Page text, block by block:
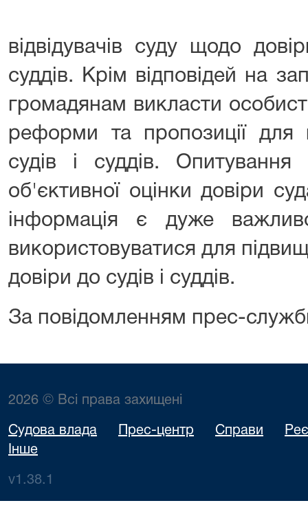
відвідувачів суду щодо
суддів. Крім відповідей на
громадянам викласти
реформи та пропозиції для
судів і суддів.
об'єктивної оцінки довіри
інформація є дуже
використовуватися для
довіри до судів і суддів.
За повідомленням прес-
2026 © Всі права захищені
Судова влада Прес-центр Справи
Інше
v1.38.1